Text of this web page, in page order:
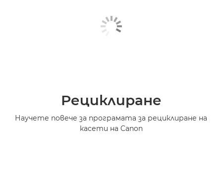
Рециклиране
Научете повече за програмата за рециклиране на
касети на Canon